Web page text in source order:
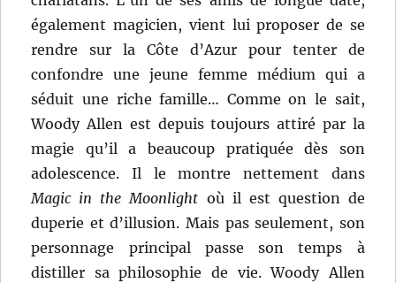
également magicien, vient lui proposer de se
rendre sur la Côte d’Azur pour tenter de
confondre une jeune femme médium qui a
séduit une riche famille… Comme on le sait,
Woody Allen est depuis toujours attiré par la
magie qu’il a beaucoup pratiquée dès son
adolescence. Il le montre nettement dans
Magic in the Moonlight où il est question de
duperie et d’illusion. Mais pas seulement, son
personnage principal passe son temps à
distiller sa philosophie de vie. Woody Allen